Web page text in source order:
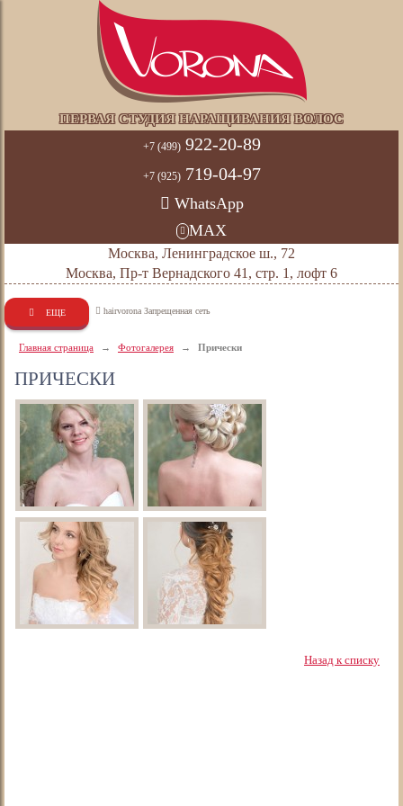
ПЕРВАЯ СТУДИЯ НАРАЩИВАНИЯ ВОЛОС
+7 (499) 922-20-89
+7 (925) 719-04-97
WhatsApp
MAX
Москва, Ленинградское ш., 72
Москва, Пр-т Вернадского 41, стр. 1, лофт 6
ЕЩЕ hairvorona Запрещенная сеть
Главная страница → Фотогалерея → Прически
ПРИЧЕСКИ
Назад к списку